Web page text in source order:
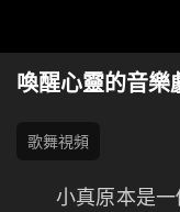
喚醒心靈的音樂
歌舞視頻
小真原本是